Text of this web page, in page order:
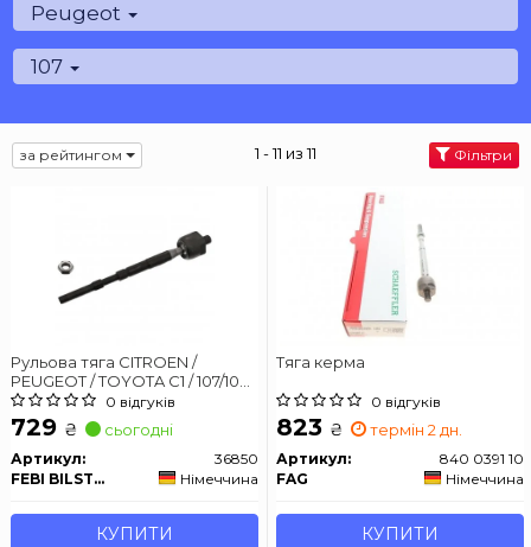
Peugeot
107
за рейтингом 1 - 11 из 11 Фільтри
Рульова тяга CITROEN /
PEUGEOT / TOYOTA C1 / 107/108 /
Aygo 05 -
0 відгуків
729 ₴ сьогодні
Артикул:
36850
FEBI BILSTEIN
Німеччина
КУПИТИ
Тяга керма
0 відгуків
823 ₴ термін 2 дн.
Артикул:
840 0391 10
FAG
Німеччина
КУПИТИ